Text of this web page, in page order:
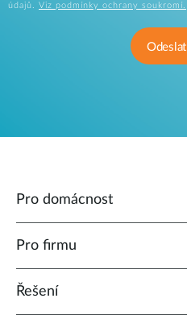
údajů. Viz podmínky ochrany soukromí.
Odeslat
Pro domácnost
Pro firmu
Řešení